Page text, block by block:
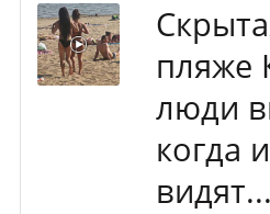
пляже
люди
когда
видят...